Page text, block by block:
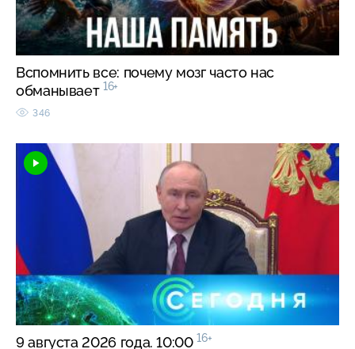
Вспомнить все: почему мозг часто нас
обманывает 16+
346
9 августа 2026 года. 10:00 16+